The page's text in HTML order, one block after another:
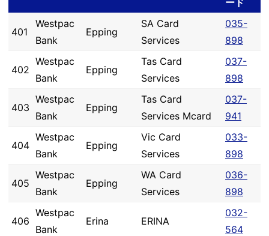
ード
401
Westpac
Bank
Epping
SA Card
Services
035-
898
402
Westpac
Bank
Epping
Tas Card
Services
037-
898
403
Westpac
Bank
Epping
Tas Card
Services Mcard
037-
941
404
Westpac
Bank
Epping
Vic Card
Services
033-
898
405
Westpac
Bank
Epping
WA Card
Services
036-
898
406
Westpac
Bank
Erina ERINA
032-
564